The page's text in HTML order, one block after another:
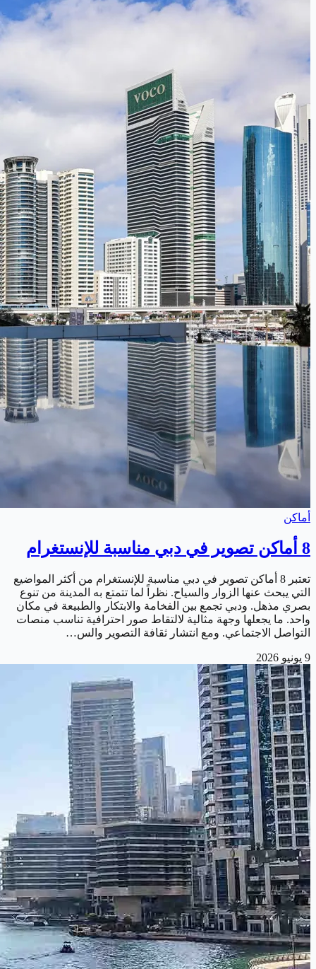
أماكن
8 أماكن تصوير في دبي مناسبة للإنستغرام
تعتبر 8 أماكن تصوير في دبي مناسبة للإنستغرام من أكثر المواضيع
التي يبحث عنها الزوار والسياح. نظراً لما تتمتع به المدينة من تنوع
بصري مذهل. ودبي تجمع بين الفخامة والابتكار والطبيعة في مكان
واحد. ما يجعلها وجهة مثالية لالتقاط صور احترافية تناسب منصات
التواصل الاجتماعي. ومع انتشار ثقافة التصوير والس…
9 يونيو 2026